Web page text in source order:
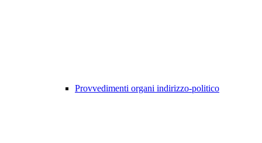
Provvedimenti organi indirizzo-politico